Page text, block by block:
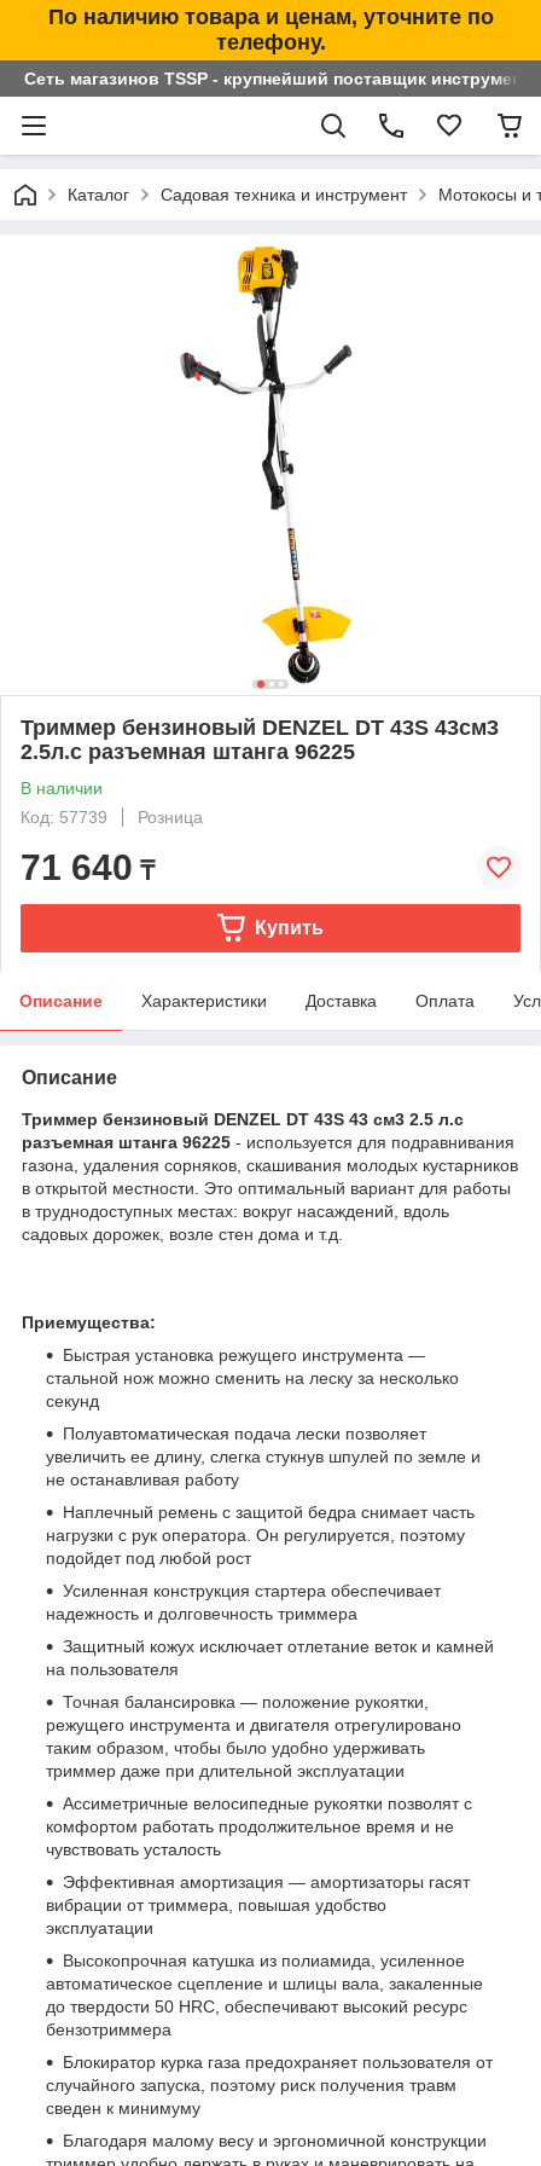
По наличию товара и ценам, уточните по
телефону.
Сеть магазинов TSSP - крупнейший поставщик
Каталог Садовая техника и инструмент Мотокосы и
Триммер бензиновый DENZEL DT 43S 43см3
2.5л.с разъемная штанга 96225
В наличии
Код: 57739
Розница
71 640 ₸
Купить
Описание Характеристики Доставка Оплата
Описание
Триммер бензиновый DENZEL DT 43S 43 см3 2.5 л.с
разъемная штанга 96225 - используется для подравнивания
газона, удаления сорняков, скашивания молодых кустарников
в открытой местности. Это оптимальный вариант для работы
в труднодоступных местах: вокруг насаждений, вдоль
садовых дорожек, возле стен дома и т.д.
Приемущества:
Быстрая установка режущего инструмента —
стальной нож можно сменить на леску за несколько
секунд
Полуавтоматическая подача лески позволяет
увеличить ее длину, слегка стукнув шпулей по земле и
не останавливая работу
Наплечный ремень с защитой бедра снимает часть
нагрузки с рук оператора. Он регулируется, поэтому
подойдет под любой рост
Усиленная конструкция стартера обеспечивает
надежность и долговечность триммера
Защитный кожух исключает отлетание веток и камней
на пользователя
Точная балансировка — положение рукоятки,
режущего инструмента и двигателя отрегулировано
таким образом, чтобы было удобно удерживать
триммер даже при длительной эксплуатации
Ассиметричные велосипедные рукоятки позволят с
комфортом работать продолжительное время и не
чувствовать усталость
Эффективная амортизация — амортизаторы гасят
вибрации от триммера, повышая удобство
эксплуатации
Высокопрочная катушка из полиамида, усиленное
автоматическое сцепление и шлицы вала, закаленные
до твердости 50 HRС, обеспечивают высокий ресурс
бензотриммера
Блокиратор курка газа предохраняет пользователя от
случайного запуска, поэтому риск получения травм
сведен к минимуму
Благодаря малому весу и эргономичной конструкции